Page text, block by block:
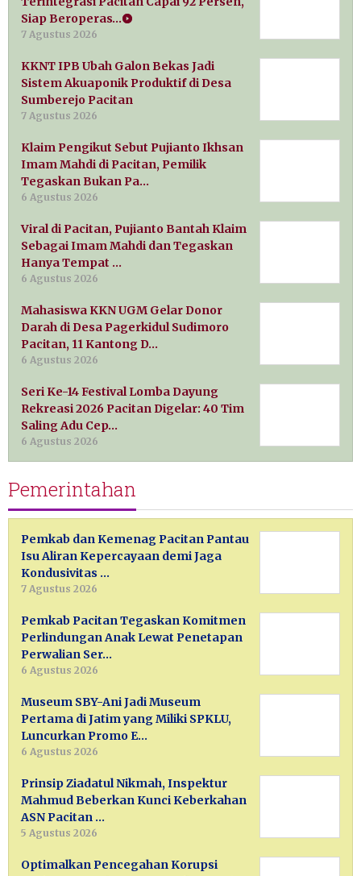
Siap Beroperas…
7 Agustus 2026
KKNT IPB Ubah Galon Bekas Jadi
Sistem Akuaponik Produktif di Desa
Sumberejo Pacitan
7 Agustus 2026
Klaim Pengikut Sebut Pujianto Ikhsan
Imam Mahdi di Pacitan, Pemilik
Tegaskan Bukan Pa…
6 Agustus 2026
Viral di Pacitan, Pujianto Bantah Klaim
Sebagai Imam Mahdi dan Tegaskan
Hanya Tempat …
6 Agustus 2026
Mahasiswa KKN UGM Gelar Donor
Darah di Desa Pagerkidul Sudimoro
Pacitan, 11 Kantong D…
6 Agustus 2026
Seri Ke-14 Festival Lomba Dayung
Rekreasi 2026 Pacitan Digelar: 40 Tim
Saling Adu Cep…
6 Agustus 2026
Pemerintahan
Pemkab dan Kemenag Pacitan Pantau
Isu Aliran Kepercayaan demi Jaga
Kondusivitas …
7 Agustus 2026
Pemkab Pacitan Tegaskan Komitmen
Perlindungan Anak Lewat Penetapan
Perwalian Ser…
6 Agustus 2026
Museum SBY-Ani Jadi Museum
Pertama di Jatim yang Miliki SPKLU,
Luncurkan Promo E…
6 Agustus 2026
Prinsip Ziadatul Nikmah, Inspektur
Mahmud Beberkan Kunci Keberkahan
ASN Pacitan …
5 Agustus 2026
Optimalkan Pencegahan Korupsi